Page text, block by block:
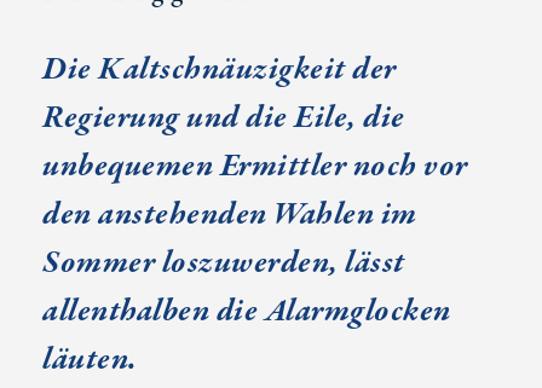
Die Kaltschnäuzigkeit der
Regierung und die Eile, die
unbequemen Ermittler noch vor
den anstehenden Wahlen im
Sommer loszuwerden, lässt
allenthalben die Alarmglocken
läuten.